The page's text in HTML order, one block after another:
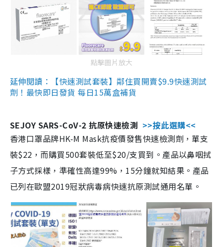
點擊圖片放大
延伸閱讀：【快速測試套裝】鄰住買開賣$9.9快速測試
劑！最快即日發貨 每日15萬盒補貨
SEJOY SARS-CoV-2 抗原快速檢測 >>按此選購<<
香港口罩品牌HK-M Mask抗疫價發售快速檢測劑，單支
裝$22，而購買500套裝低至$20/支買到。產品以鼻咽拭
子方式採樣，準確性高達99%，15分鐘就知結果。產品
已列在歐盟2019冠狀病毒病快速抗原測試通用名單。